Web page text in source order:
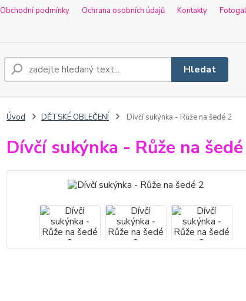
Obchodní podmínky Ochrana osobních údajů Kontakty
Hledat
Úvod DĚTSKÉ OBLEČENÍ Dívčí sukýnka - Růže na šedé 2
Dívčí sukýnka - Růže na